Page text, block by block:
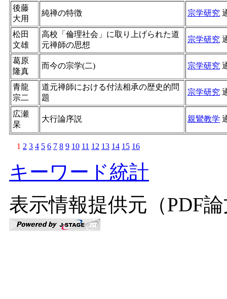
後藤
大用
純禅の特徴 宗学研究
松田
文雄
高校「倫理社会」に取り上げられた道
元禅師の思想
宗学研究
葛原
隆真
而今の宗学(二) 宗学研究
青龍
宗二
道元禅師における付法相承の歴史的問
題
宗学研究
広瀬
杲
大行論序説 親鸞教学
1 2 3 4 5 6 7 8 9 10 11 12 13 14 15 16
キーワード統計
表示情報提供元（PDF